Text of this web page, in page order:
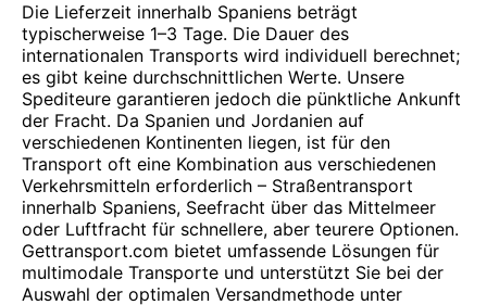
Die Lieferzeit innerhalb Spaniens beträgt
typischerweise 1–3 Tage. Die Dauer des
internationalen Transports wird individuell berechnet;
es gibt keine durchschnittlichen Werte. Unsere
Spediteure garantieren jedoch die pünktliche Ankunft
der Fracht. Da Spanien und Jordanien auf
verschiedenen Kontinenten liegen, ist für den
Transport oft eine Kombination aus verschiedenen
Verkehrsmitteln erforderlich – Straßentransport
innerhalb Spaniens, Seefracht über das Mittelmeer
oder Luftfracht für schnellere, aber teurere Optionen.
Gettransport.com bietet umfassende Lösungen für
multimodale Transporte und unterstützt Sie bei der
Auswahl der optimalen Versandmethode unter